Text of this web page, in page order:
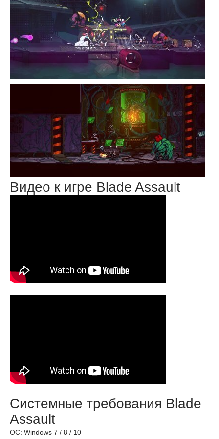
Видео к игре Blade Assault
Системные требования Blade
Assault
ОС: Windows 7 / 8 / 10